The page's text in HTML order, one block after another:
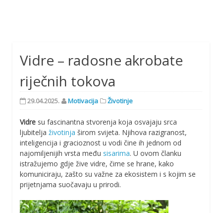
Vidre – radosne akrobate
riječnih tokova
29.04.2025. Motivacija Životinje
Vidre su fascinantna stvorenja koja osvajaju srca
ljubitelja životinja širom svijeta. Njihova razigranost,
inteligencija i gracioznost u vodi čine ih jednom od
najomiljenijih vrsta među sisarima. U ovom članku
istražujemo gdje žive vidre, čime se hrane, kako
komuniciraju, zašto su važne za ekosistem i s kojim se
prijetnjama suočavaju u prirodi.